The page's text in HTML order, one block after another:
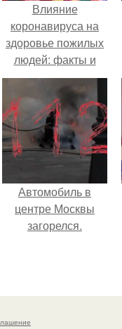
Влияние
коронавируса на
здоровье пожилых
людей: факты и
мифы
Автомобиль в
центре Москвы
загорелся.